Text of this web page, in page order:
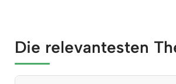
Die relevantesten